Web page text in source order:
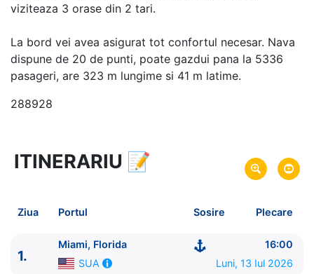
viziteaza 3 orase din 2 tari.
La bord vei avea asigurat tot confortul necesar. Nava
dispune de 20 de punti, poate gazdui pana la 5336
pasageri, are 323 m lungime si 41 m latime.
288928
5 zile vacanta de croaziera in
link oferta
Plecare pe 13 Iul 2026 din Miami, Florida, SUA
MSC Cruises
ITINERARIU 📝
Ziua Portul Sosire Plecare
1.
Miami, Florida
16:00
SUA
Luni, 13 Iul 2026